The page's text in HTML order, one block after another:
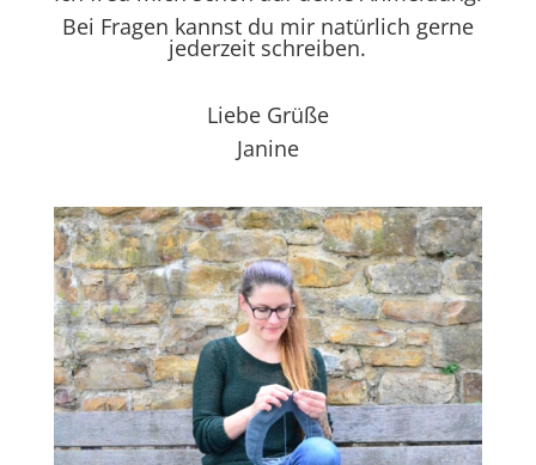
Bei Fragen kannst du mir natürlich gerne
jederzeit schreiben.
Liebe Grüße
Janine